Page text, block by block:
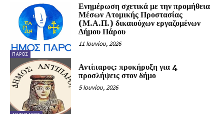
ΠΆΡΟΣ
Ενημέρωση σχετικά με την προμήθεια
Μέσων Ατομικής Προστασίας
(Μ.Α.Π.) δικαιούχων εργαζομένων
Δήμου Πάρου
11 Ιουνίου, 2026
Αντίπαρος: προκήρυξη για 4
προσλήψεις στον δήμο
5 Ιουνίου, 2026